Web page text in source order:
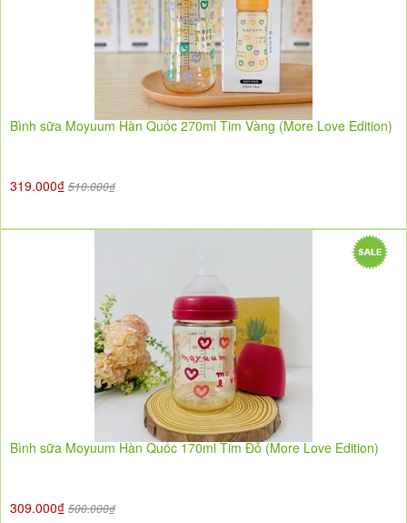
Bình sữa Moyuum Hàn Quốc 270ml Tim Vàng (More Love Edition)
319.000₫ 510.000₫
Bình sữa Moyuum Hàn Quốc 170ml Tim Đỏ (More Love Edition)
309.000₫ 500.000₫